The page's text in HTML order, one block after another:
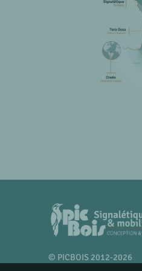
© PICBOIS 2012-2026